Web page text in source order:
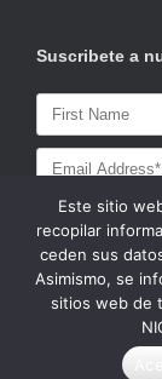
Suscribete a
© 2020
Este sitio
recopilar
ceden sus
Asimismo, se
sitios web de